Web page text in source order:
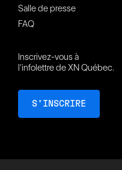
Salle de presse
FAQ
Inscrivez-vous à
l'infolettre de XN Québec.
S’INSCRIRE